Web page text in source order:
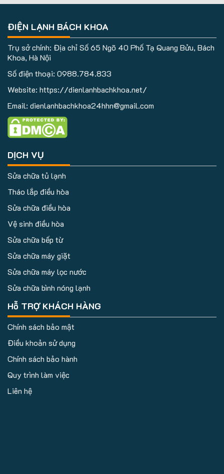
ĐIỆN LẠNH BÁCH KHOA
Trụ sở chính: Địa chỉ Số 65 Ngõ 40 Phố Tạ Quang Bửu, Bách
Khoa, Hà Nội
Số điện thoại: 0988.784.833
Website: https://dienlanhbachkhoa.net/
Email: dienlanhbachkhoa24hhn@gmail.com
DỊCH VỤ
Sửa chữa tủ lạnh
Tháo lắp điều hòa
Sửa chữa điều hòa
Vệ sinh điều hòa
Sửa chữa bếp từ
Sửa chữa máy giặt
Sửa chữa máy lọc nước
Sửa chữa bình nóng lạnh
Hỗ TRỢ KHÁCH HÀNG
Chính sách bảo mật
Điều khoản sử dụng
Chính sách bảo hành
Quy trình làm việc
Liên hệ